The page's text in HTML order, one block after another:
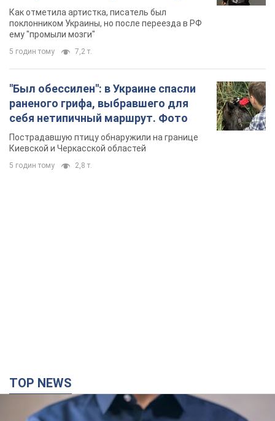
русского не знал, а теперь хочет
геноцида украинцев
Как отметила артистка, писатель был
поклонником Украины, но после переезда в РФ
ему "промыли мозги"
5 годин тому 7,2 т.
"Был обессилен": в Украине спасли
раненого грифа, выбравшего для
себя нетипичный маршрут. Фото
Пострадавшую птицу обнаружили на границе
Киевской и Черкасской областей
5 годин тому 2,8 т.
TOP NEWS